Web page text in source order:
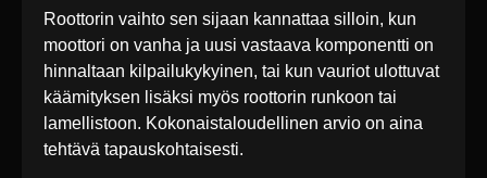
Roottorin vaihto sen sijaan kannattaa silloin, kun
moottori on vanha ja uusi vastaava komponentti on
hinnaltaan kilpailukykyinen, tai kun vauriot ulottuvat
käämityksen lisäksi myös roottorin runkoon tai
lamellistoon. Kokonaistaloudellinen arvio on aina
tehtävä tapauskohtaisesti.